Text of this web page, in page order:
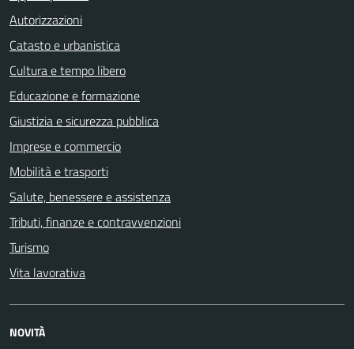
Autorizzazioni
Catasto e urbanistica
Cultura e tempo libero
Educazione e formazione
Giustizia e sicurezza pubblica
Imprese e commercio
Mobilità e trasporti
Salute, benessere e assistenza
Tributi, finanze e contravvenzioni
Turismo
Vita lavorativa
NOVITÀ